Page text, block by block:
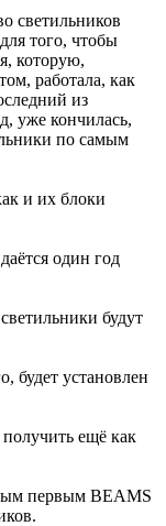
светильников
того, чтобы
которую,
работала, как
из
уже кончилась,
по самым
и их блоки
один год
будут
будет установлен
ещё как
первым BEAMS